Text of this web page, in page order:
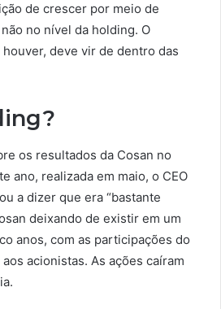
de crescer por meio de
no nível da holding. O
deve vir de dentro das
os resultados da Cosan no
ano, realizada em maio, o CEO
a dizer que era “bastante
deixando de existir em um
anos, com as participações do
acionistas. As ações caíram